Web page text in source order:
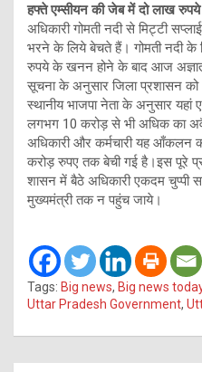
हफ्ते एम्सीयन की जेब में दो लाख रुपये
अधिकारी गोमती नदी से मिट्टी
भरने के लिये बेचते हैं। गोमती नदी के
रुपये के खनन होने के बाद आज
सूचना के अनुसार जिला प्रशासन
स्थानीय भाजपा नेता के अनुसार यहां
लगभग 10 करोड़ से भी अधिक का
अधिकारी और कर्मचारी यह आँकलन
करोड़ रुपए तक बेची गई है।इस पूरे
शासन में बैठे अधिकारी एकदम चुप्पी
मुख्यमंत्री तक न पहुंच जाये।
Tags: Big news, Big news
Uttar Pradesh Government,